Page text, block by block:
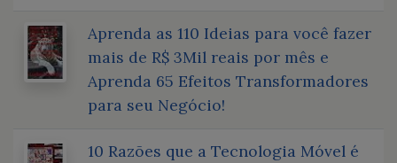
Aprenda as 110 Ideias para você fazer
mais de R$ 3Mil reais por mês e
Aprenda 65 Efeitos Transformadores
para seu Negócio!
10 Razões que a Tecnologia Móvel é